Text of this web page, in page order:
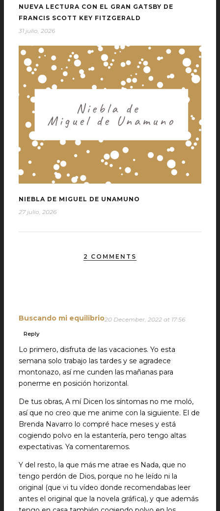
NUEVA LECTURA CON EL GRAN GATSBY DE
FRANCIS SCOTT KEY FITZGERALD
31 julio, 2026
NIEBLA DE MIGUEL DE UNAMUNO
27 julio, 2026
2 COMMENTS
Buscando mi equilibrio20 December, 2022 at 17:56
Reply
Lo primero, disfruta de las vacaciones. Yo esta
semana solo trabajo las tardes y se agradece
montonazo, así me cunden las mañanas para
ponerme en posición horizontal.
De tus obras, A mí Dicen los síntomas no me moló,
así que no creo que me anime con la siguiente. El de
Brenda Navarro lo compré hace meses y está
cogiendo polvo en la estantería, pero tengo altas
expectativas. Ya comentaremos.
Y del resto, la que más me atrae es Nada, que no
tengo perdón de Dios, porque no he leído ni la
original (que vi tu vídeo donde recomendabas leer
antes el original que la novela gráfica), y que además